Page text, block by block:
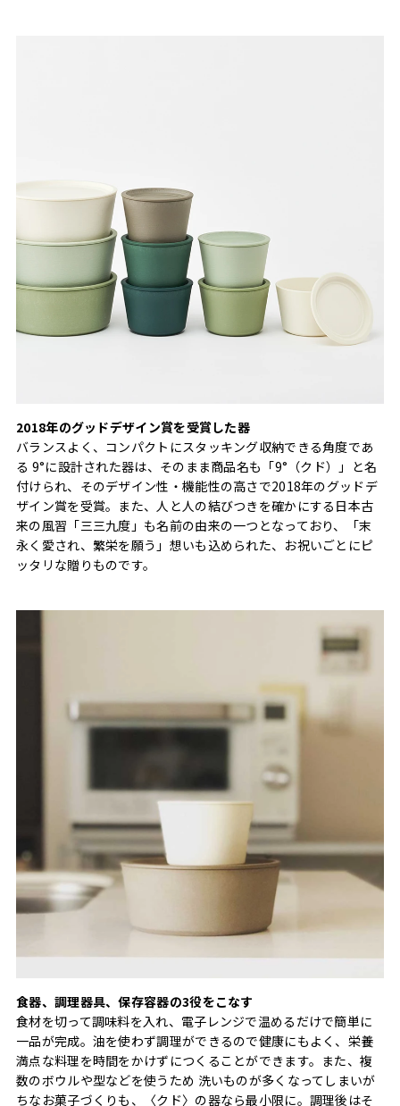
2018年のグッドデザイン賞を受賞した器
バランスよく、コンパクトにスタッキング収納できる角度であ
る 9°に設計された器は、そのまま商品名も「9°（クド）」と名
付けられ、そのデザイン性・機能性の高さで2018年のグッドデ
ザイン賞を受賞。また、人と人の結びつきを確かにする日本古
来の風習「三三九度」も名前の由来の一つとなっており、「末
永く愛され、繁栄を願う」想いも込められた、お祝いごとにピ
ッタリな贈りものです。
食器、調理器具、保存容器の3役をこなす
食材を切って調味料を入れ、電子レンジで温めるだけで簡単に
一品が完成。油を使わず調理ができるので健康にもよく、栄養
満点な料理を時間をかけずにつくることができます。また、複
数のボウルや型などを使うため 洗いものが多くなってしまいが
ちなお菓子づくりも、〈クド〉の器なら最小限に。調理後はそ